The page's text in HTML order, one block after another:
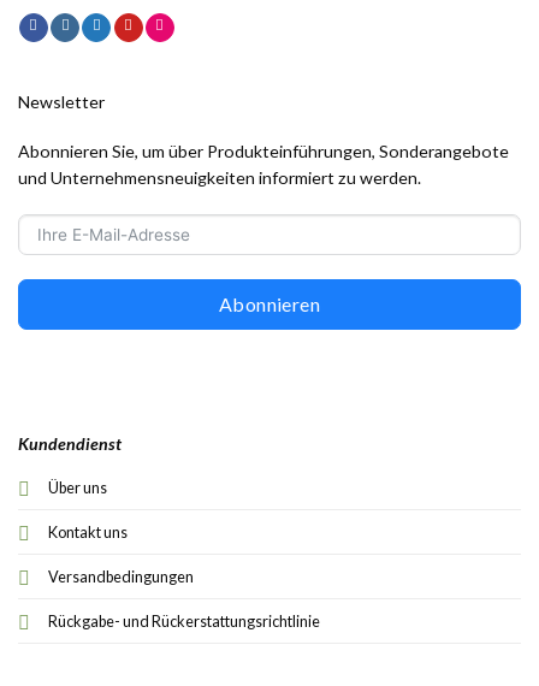
Kundendienst
Über uns
Kontakt uns
Versandbedingungen
Rückgabe- und Rückerstattungsrichtlinie
Newsletter
Abonnieren Sie, um über Produkteinführungen, Sonderangebote
und Unternehmensneuigkeiten informiert zu werden.
Abonnieren